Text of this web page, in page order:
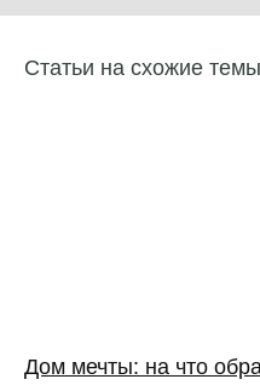
Статьи на схожие
Дом мечты: на что